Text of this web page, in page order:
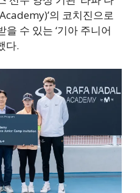
의 코치진으로
수 있는 ‘기아 주니어
다.